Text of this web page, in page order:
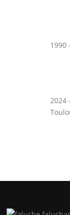
1990
2024